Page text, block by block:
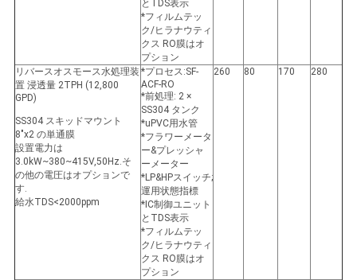
とTDS表示
*フィルムテッ
ク/ヒラナウティ
クス RO膜はオ
プション
リバースオスモース水処理装
置 浸透量 2TPH (12,800
GPD)
SS304 スキッドマウント
8"x2 の単通膜
設置電力は
3.0kW~380~415V,50Hz.そ
の他の電圧はオプションで
す.
給水TDS<2000ppm
*プロセス:SF-
ACF-RO
*前処理: 2 ×
SS304 タンク
*uPVC用水管
*フラワーメータ
ー&プレッシャ
ーメーター
*LP&HPスイッチ;
運用状態指標
*IC制御ユニット
とTDS表示
*フィルムテッ
ク/ヒラナウティ
クス RO膜はオ
プション
260 80 170 280